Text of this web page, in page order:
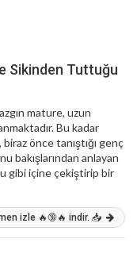
Sikinden Tuttuğu
mature, uzun
Bu kadar
önce tanıştığı genç
bakışlarından anlayan
gibi içine çekiştirip bir
izle 🔥🔞🔥 indir. 📥